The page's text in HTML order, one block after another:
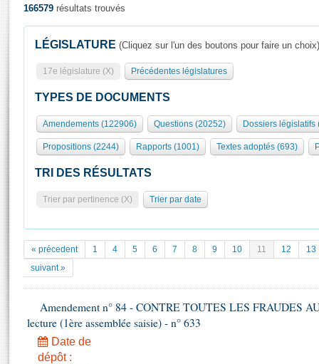
Présidence
577 députés
Groupes politiques
Séance publique
Commissions et autres organes
Europe et International
Pétitions
Documents parlementaires
Projets de loi
Propositions de loi
Amendements
Textes adoptés
Rôle et pouvoirs de l'Assemblée
Organisation de l'Assemblée
Présidence Conférence des Présidents Bureau Collège des
Statistiques et chiffres clés
Documents de référence
( Constitution | Règlement de l'Assemblée ... )
Histoire
Juniors
Anciennes législatures
Visiter l'Assemblée
Visite virtuelle du palais Bourbon
Assister à une séance
La Bibliothèque
Les archives
Photos libres de droit
166579 résultats trouvés
LÉGISLATURE (Cliquez sur l'un des boutons pour faire un choix)
17e législature (X) Précédentes législatures
TYPES DE DOCUMENTS
Amendements (122906) Questions (20252) Dossiers législatifs
Propositions (2244) Rapports (1001) Textes adoptés (693)
TRI DES RÉSULTATS
Trier par pertinence (X) Trier par date
« précedent 1 4 5 6 7 8 9 10 11 12
13
suivant »
Amendement n° 84 - CONTRE TOUTES LES FRAUDES
lecture (1ère assemblée saisie) - n° 633
Date de
dépôt :